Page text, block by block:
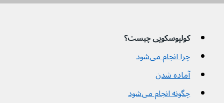
کولپوسکوپی چیست؟
چرا انجام می‌شود
آماده شدن
چگونه انجام می‌شود